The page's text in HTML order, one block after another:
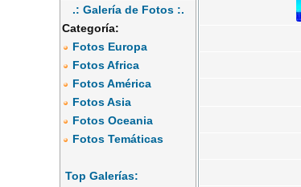
.: Galería de Fotos :.
Categoría:
Fotos Europa
Fotos Africa
Fotos América
Fotos Asia
Fotos Oceania
Fotos Temáticas
Top Galerías: